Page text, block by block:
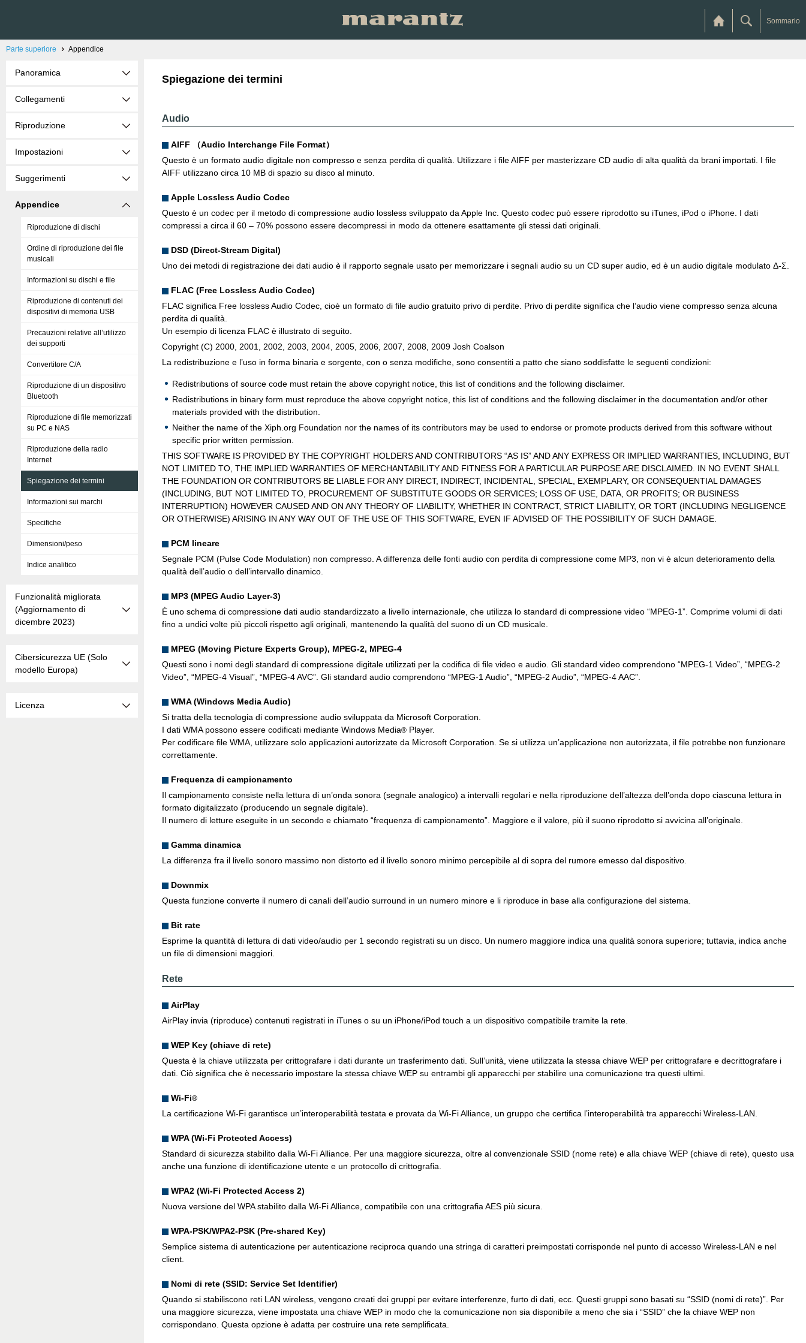
Sommario
Parte superiore Appendice
Panoramica
Collegamenti
Riproduzione
Impostazioni
Suggerimenti
Appendice
Riproduzione di dischi
Ordine di riproduzione dei file
musicali
Informazioni su dischi e file
Riproduzione di contenuti dei
dispositivi di memoria USB
Precauzioni relative all’utilizzo
dei supporti
Convertitore C/A
Riproduzione di un dispositivo
Bluetooth
Riproduzione di file memorizzati
su PC e NAS
Riproduzione della radio
Internet
Spiegazione dei termini
Informazioni sui marchi
Specifiche
Dimensioni/peso
Indice analitico
Funzionalità migliorata
(Aggiornamento di
dicembre 2023)
Cibersicurezza UE (Solo
modello Europa)
Licenza
Spiegazione dei termini
Audio
AIFF （Audio Interchange File Format）
Questo è un formato audio digitale non compresso e senza perdita di qualità. Utilizzare i file AIFF per masterizzare CD audio di alta qualità da brani importati. I file
AIFF utilizzano circa 10 MB di spazio su disco al minuto.
Apple Lossless Audio Codec
Questo è un codec per il metodo di compressione audio lossless sviluppato da Apple Inc. Questo codec può essere riprodotto su iTunes, iPod o iPhone. I dati
compressi a circa il 60 – 70% possono essere decompressi in modo da ottenere esattamente gli stessi dati originali.
DSD (Direct-Stream Digital)
Uno dei metodi di registrazione dei dati audio è il rapporto segnale usato per memorizzare i segnali audio su un CD super audio, ed è un audio digitale modulato Δ-Σ.
FLAC (Free Lossless Audio Codec)
FLAC significa Free lossless Audio Codec, cioè un formato di file audio gratuito privo di perdite. Privo di perdite significa che l’audio viene compresso senza alcuna
perdita di qualità.
Un esempio di licenza FLAC è illustrato di seguito.
Copyright (C) 2000, 2001, 2002, 2003, 2004, 2005, 2006, 2007, 2008, 2009 Josh Coalson
La redistribuzione e l’uso in forma binaria e sorgente, con o senza modifiche, sono consentiti a patto che siano soddisfatte le seguenti condizioni:
Redistributions of source code must retain the above copyright notice, this list of conditions and the following disclaimer.
Redistributions in binary form must reproduce the above copyright notice, this list of conditions and the following disclaimer in the documentation and/or other
materials provided with the distribution.
Neither the name of the Xiph.org Foundation nor the names of its contributors may be used to endorse or promote products derived from this software without
specific prior written permission.
THIS SOFTWARE IS PROVIDED BY THE COPYRIGHT HOLDERS AND CONTRIBUTORS “AS IS” AND ANY EXPRESS OR IMPLIED WARRANTIES, INCLUDING, BUT
NOT LIMITED TO, THE IMPLIED WARRANTIES OF MERCHANTABILITY AND FITNESS FOR A PARTICULAR PURPOSE ARE DISCLAIMED. IN NO EVENT SHALL
THE FOUNDATION OR CONTRIBUTORS BE LIABLE FOR ANY DIRECT, INDIRECT, INCIDENTAL, SPECIAL, EXEMPLARY, OR CONSEQUENTIAL DAMAGES
(INCLUDING, BUT NOT LIMITED TO, PROCUREMENT OF SUBSTITUTE GOODS OR SERVICES; LOSS OF USE, DATA, OR PROFITS; OR BUSINESS
INTERRUPTION) HOWEVER CAUSED AND ON ANY THEORY OF LIABILITY, WHETHER IN CONTRACT, STRICT LIABILITY, OR TORT (INCLUDING NEGLIGENCE
OR OTHERWISE) ARISING IN ANY WAY OUT OF THE USE OF THIS SOFTWARE, EVEN IF ADVISED OF THE POSSIBILITY OF SUCH DAMAGE.
PCM lineare
Segnale PCM (Pulse Code Modulation) non compresso. A differenza delle fonti audio con perdita di compressione come MP3, non vi è alcun deterioramento della
qualità dell’audio o dell’intervallo dinamico.
MP3 (MPEG Audio Layer-3)
È uno schema di compressione dati audio standardizzato a livello internazionale, che utilizza lo standard di compressione video “MPEG-1”. Comprime volumi di dati
fino a undici volte più piccoli rispetto agli originali, mantenendo la qualità del suono di un CD musicale.
MPEG (Moving Picture Experts Group), MPEG-2, MPEG-4
Questi sono i nomi degli standard di compressione digitale utilizzati per la codifica di file video e audio. Gli standard video comprendono “MPEG-1 Video”, “MPEG-2
Video”, “MPEG-4 Visual”, “MPEG-4 AVC”. Gli standard audio comprendono “MPEG-1 Audio”, “MPEG-2 Audio”, “MPEG-4 AAC”.
WMA (Windows Media Audio)
Si tratta della tecnologia di compressione audio sviluppata da Microsoft Corporation.
I dati WMA possono essere codificati mediante Windows Media® Player.
Per codificare file WMA, utilizzare solo applicazioni autorizzate da Microsoft Corporation. Se si utilizza un’applicazione non autorizzata, il file potrebbe non funzionare
correttamente.
Frequenza di campionamento
Il campionamento consiste nella lettura di un’onda sonora (segnale analogico) a intervalli regolari e nella riproduzione dell’altezza dell’onda dopo ciascuna lettura in
formato digitalizzato (producendo un segnale digitale).
Il numero di letture eseguite in un secondo e chiamato “frequenza di campionamento”. Maggiore e il valore, più il suono riprodotto si avvicina all’originale.
Gamma dinamica
La differenza fra il livello sonoro massimo non distorto ed il livello sonoro minimo percepibile al di sopra del rumore emesso dal dispositivo.
Downmix
Questa funzione converte il numero di canali dell’audio surround in un numero minore e li riproduce in base alla configurazione del sistema.
Bit rate
Esprime la quantità di lettura di dati video/audio per 1 secondo registrati su un disco. Un numero maggiore indica una qualità sonora superiore; tuttavia, indica anche
un file di dimensioni maggiori.
Rete
AirPlay
AirPlay invia (riproduce) contenuti registrati in iTunes o su un iPhone/iPod touch a un dispositivo compatibile tramite la rete.
WEP Key (chiave di rete)
Questa è la chiave utilizzata per crittografare i dati durante un trasferimento dati. Sull’unità, viene utilizzata la stessa chiave WEP per crittografare e decrittografare i
dati. Ciò significa che è necessario impostare la stessa chiave WEP su entrambi gli apparecchi per stabilire una comunicazione tra questi ultimi.
Wi-Fi®
La certificazione Wi-Fi garantisce un’interoperabilità testata e provata da Wi-Fi Alliance, un gruppo che certifica l’interoperabilità tra apparecchi Wireless-LAN.
WPA (Wi-Fi Protected Access)
Standard di sicurezza stabilito dalla Wi-Fi Alliance. Per una maggiore sicurezza, oltre al convenzionale SSID (nome rete) e alla chiave WEP (chiave di rete), questo usa
anche una funzione di identificazione utente e un protocollo di crittografia.
WPA2 (Wi-Fi Protected Access 2)
Nuova versione del WPA stabilito dalla Wi-Fi Alliance, compatibile con una crittografia AES più sicura.
WPA-PSK/WPA2-PSK (Pre-shared Key)
Semplice sistema di autenticazione per autenticazione reciproca quando una stringa di caratteri preimpostati corrisponde nel punto di accesso Wireless-LAN e nel
client.
Nomi di rete (SSID: Service Set Identifier)
Quando si stabiliscono reti LAN wireless, vengono creati dei gruppi per evitare interferenze, furto di dati, ecc. Questi gruppi sono basati su “SSID (nomi di rete)”. Per
una maggiore sicurezza, viene impostata una chiave WEP in modo che la comunicazione non sia disponibile a meno che sia i “SSID” che la chiave WEP non
corrispondano. Questa opzione è adatta per costruire una rete semplificata.